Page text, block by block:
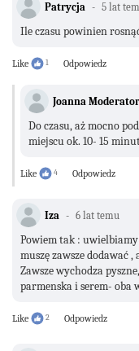
Patrycja 5 lat
Ile czasu powinien
Like 1 Odpowiedz
Joanna Moderator
Do czasu, aż mocno
miejscu ok. 10- 15
Like 4 Odpowiedz
Iza 6 lat temu
Powiem tak :
muszę zawsze dodawać
Zawsze wychodza
parmenska i serem- oba
Like 2 Odpowiedz